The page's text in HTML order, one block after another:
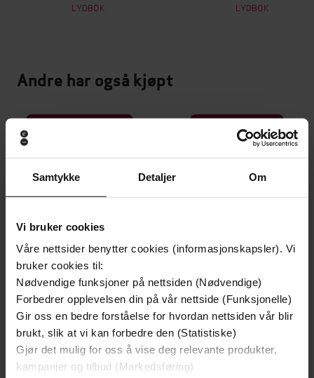
Samtykke Detaljer Om
Vi bruker cookies
Våre nettsider benytter cookies (informasjonskapsler). Vi
bruker cookies til:
Nødvendige funksjoner på nettsiden (Nødvendige)
Forbedrer opplevelsen din på vår nettside (Funksjonelle)
Gir oss en bedre forståelse for hvordan nettsiden vår blir
brukt, slik at vi kan forbedre den (Statistiske)
Gjør det mulig for oss å vise deg relevante produkter,
kampanjer og tilbud (Markedsføring)
LYDBOK LYDBOK
Andre har også kjøpt
Premium
199,-
Minnesota
Jo Nesbø
Premium
Første gang på tilbud
Utskudd